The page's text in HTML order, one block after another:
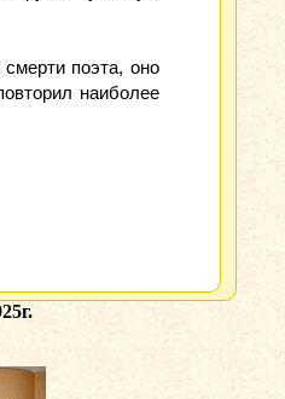
поэта, оно
наиболее